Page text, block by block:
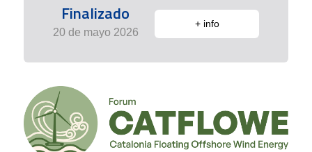
Finalizado
20 de mayo 2026
+ info